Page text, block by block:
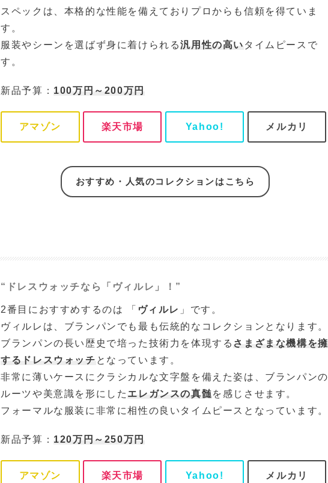
スペックは、本格的な性能を備えておりプロからも信頼を得ていま
す。
服装やシーンを選ばず身に着けられる汎用性の高い タイムピースで
す。
新品予算： 100万円～200万円
アマゾン 楽天市場 Yahoo! メルカリ
おすすめ・人気のコレクションはこちら
“ドレスウォッチなら「ヴィルレ」！”
2番目におすすめするのは 「 ヴィルレ 」です。
ヴィルレは、ブランパンでも最も伝統的なコレクションとなります。
ブランパンの長い歴史で培った技術力を体現する さまざまな機構を擁
するドレスウォッチ となっています。
非常に薄いケースにクラシカルな文字盤を備えた姿は、ブランパンの
ルーツや美意識を形にした エレガンスの真髄を感じさせます。
フォーマルな服装に非常に相性の良いタイムピースとなっています。
新品予算： 120万円～250万円
アマゾン 楽天市場 Yahoo! メルカリ